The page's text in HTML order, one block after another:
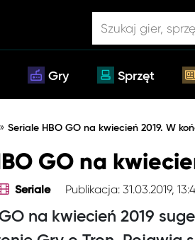
Gry Sprzęt
» Seriale HBO GO na kwiecień 2019. W
GO na
Seriale Publikacja: 31.03.2019,
na kwiecień 2019